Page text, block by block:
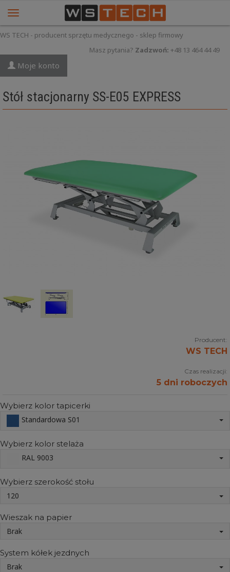
WS TECH - producent sprzętu medycznego - sklep firmowy
Masz pytania? Zadzwoń: +48 13 464 44 49
Moje konto
Stół stacjonarny SS-E05 EXPRESS
Producent:
WS TECH
Czas realizacji:
5 dni roboczych
Wybierz kolor tapicerki
Standardowa S01
Wybierz kolor stelaża
RAL 9003
Wybierz szerokość stołu
120
Wieszak na papier
Brak
System kółek jezdnych
Brak